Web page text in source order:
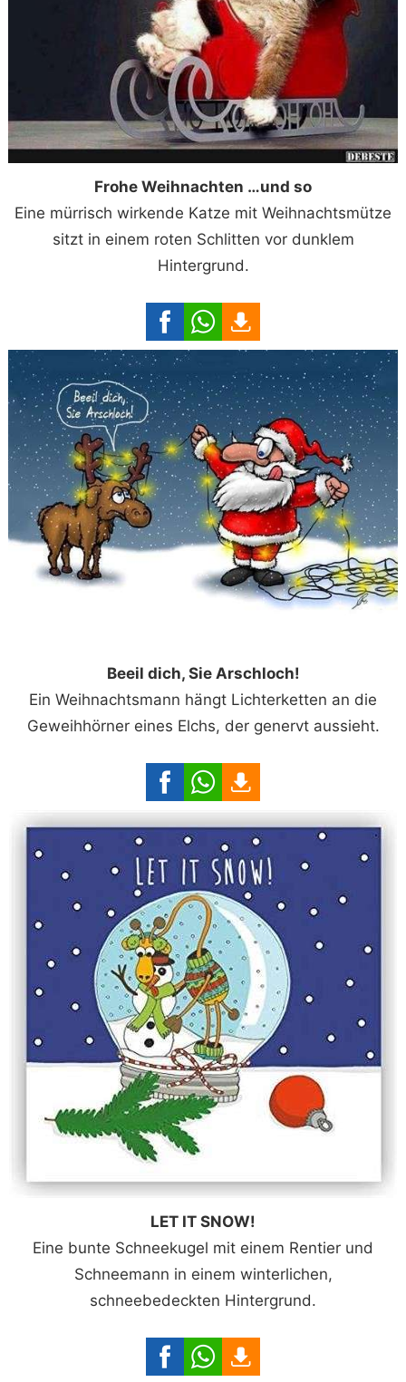
Frohe Weihnachten …und so
Eine mürrisch wirkende Katze mit Weihnachtsmütze
sitzt in einem roten Schlitten vor dunklem
Hintergrund.
Beeil dich, Sie Arschloch!
Ein Weihnachtsmann hängt Lichterketten an die
Geweihhörner eines Elchs, der genervt aussieht.
LET IT SNOW!
Eine bunte Schneekugel mit einem Rentier und
Schneemann in einem winterlichen,
schneebedeckten Hintergrund.